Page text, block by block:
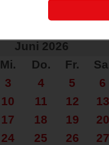
Juni 2026
Mi. Do. Fr.
3 4 5 6
10 11 12 13
17 18 19 20
24 25 26 27